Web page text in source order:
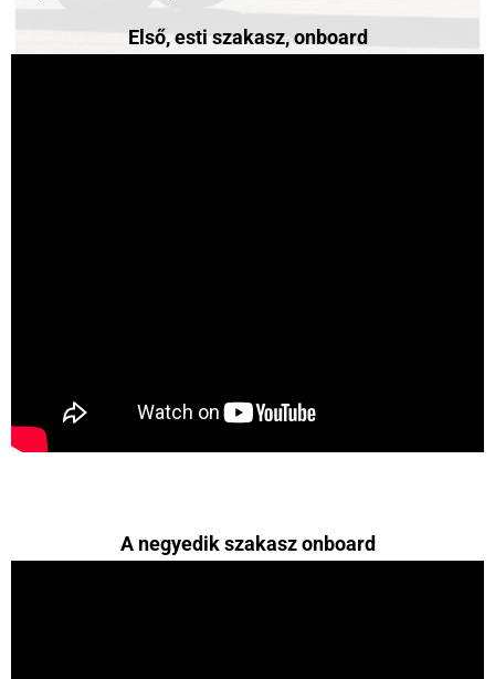
Első, esti szakasz, onboard
A negyedik szakasz onboard